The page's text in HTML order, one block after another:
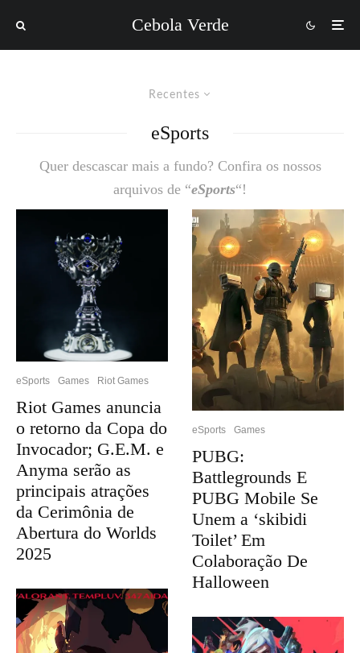
Cebola Verde
Recentes
eSports
Quer descascar mais a fundo? Confira os nossos
arquivos de “eSports“!
eSports Games Riot Games
Riot Games anuncia
o retorno da Copa do
Invocador; G.E.M. e
Anyma serão as
principais atrações
da Cerimônia de
Abertura do Worlds
2025
eSports Games
PUBG:
Battlegrounds E
PUBG Mobile Se
Unem a ‘skibidi
Toilet’ Em
Colaboração De
Halloween